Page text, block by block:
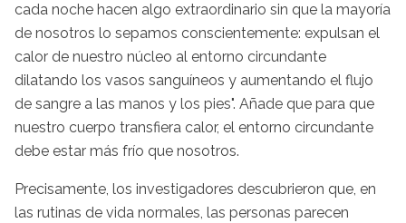
cada noche hacen algo extraordinario sin que la mayoría
de nosotros lo sepamos conscientemente: expulsan el
calor de nuestro núcleo al entorno circundante
dilatando los vasos sanguíneos y aumentando el flujo
de sangre a las manos y los pies". Añade que para que
nuestro cuerpo transfiera calor, el entorno circundante
debe estar más frío que nosotros.
Precisamente, los investigadores descubrieron que, en
las rutinas de vida normales, las personas parecen